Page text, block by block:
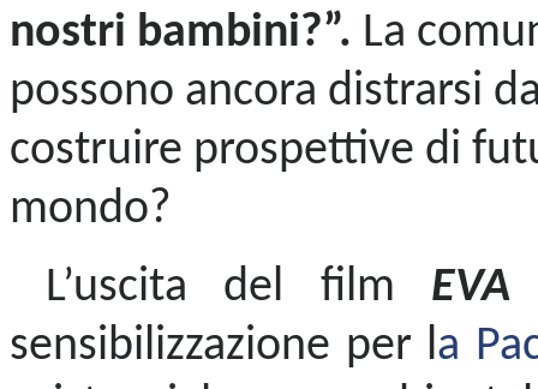
nostri bambini?”. La
possono ancora distrarsi
costruire prospettive di
mondo?
L’uscita del film EVA
sensibilizzazione per la